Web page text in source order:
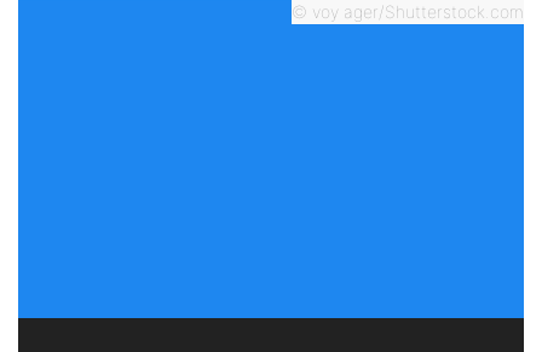
© voy ager/Shutterstock.com